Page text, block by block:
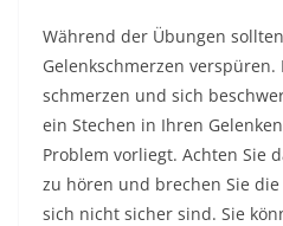
Während der Übungen
Gelenkschmerzen
schmerzen und sich
ein Stechen in Ihren
Problem vorliegt. Achten Sie
zu hören und brechen Sie
sich nicht sicher sind. Sie